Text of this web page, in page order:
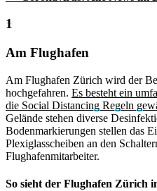
Am Flughafen
Am Flughafen Zürich wird der
hochgefahren. Es besteht ein
die Social Distancing Regeln
Gelände stehen diverse
Bodenmarkierungen stellen das
Plexiglasscheiben an den
Flughafenmitarbeiter.
So sieht der Flughafen Zürich